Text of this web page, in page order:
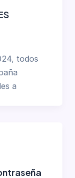
todos
a